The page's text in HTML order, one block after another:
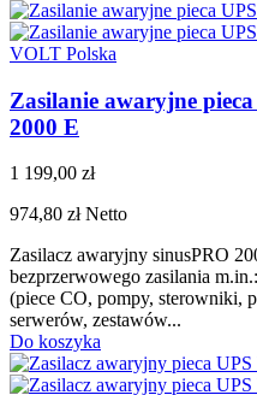
VOLT Polska
Zasilanie awaryjne
2000 E
1 199,00 zł
974,80 złNetto
Zasilacz awaryjny sinusPRO
bezprzerwowego zasilania
(piece CO, pompy, sterowniki,
serwerów, zestawów...
Do koszyka